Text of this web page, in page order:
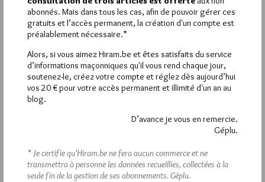
MARCOS TESTOS
25 JUIN 2020 À 11H15 / RÉPONDRE
42- LAZARE-LAG
J’ai le même ressenti que toi et je suis entièrement d’accord
avec tes conclusions. Attendons donc une éventuelle réponse
de sa part pour effacer les mots « anti-maçon » et
« antisémite » attachés à sa personne. Bonne journée
Bonjour à tous. Je suis citoyen du monde et je suis tombé ici
complètement par hasard. pendant longtemps je me suis gavé
abonnés. Mais dans tous les cas, afin de pouvoir gérer ces
gratuits et l’accès permanent, la création d'un compte est
préalablement nécessaire.*
Alors, si vous aimez Hiram.be et êtes satisfaits du service
d’informations maçonniques qu'il vous rend chaque jour,
soutenez-le, créez votre compte et réglez dès aujourd’hui
vos 20 € pour votre accès permanent et illimité d'un an au
blog.
D’avance je vous en remercie.
Géplu.
* Je certifie qu’Hiram.be ne fera aucun commerce et ne
transmettra à personne les données recueillies, collectées à la
seule fin de la gestion de ses abonnements. Géplu.